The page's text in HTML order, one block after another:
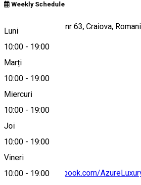
Weekly Schedule
Luni
10:00 - 19:00
Marți
10:00 - 19:00
Miercuri
10:00 - 19:00
Joi
10:00 - 19:00
Vineri
10:00 - 19:00
Brazda lui Novac, nr 63, Craiova,
Hartă
https://www.facebook.com/